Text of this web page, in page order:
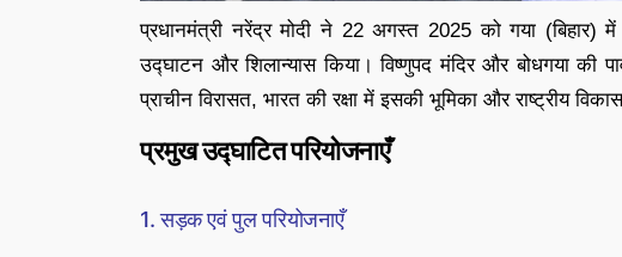
प्रधानमंत्री नरेंद्र मोदी ने 22 अगस्त 2025 को गया
उद्घाटन और शिलान्यास किया। विष्णुपद मंदिर और बोधगया की
प्राचीन विरासत, भारत की रक्षा में इसकी भूमिका और राष्ट्रीय
प्रमुख उद्घाटित परियोजनाएँ
1. सड़क एवं पुल परियोजनाएँ